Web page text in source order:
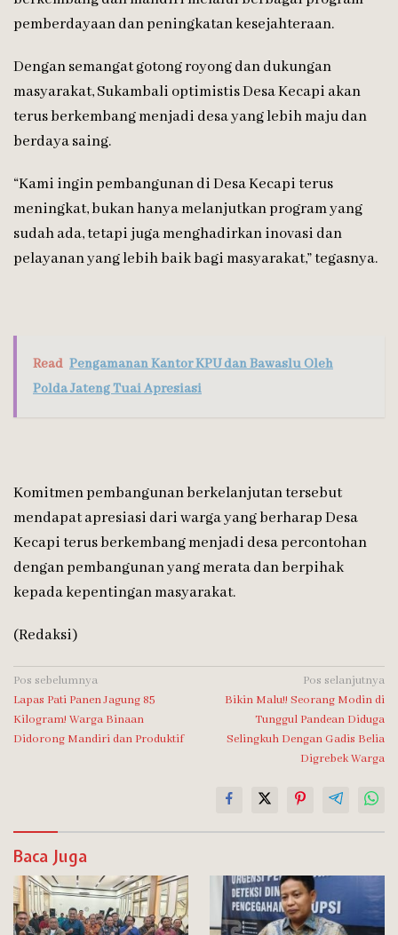
pemberdayaan dan peningkatan kesejahteraan.
Dengan semangat gotong royong dan dukungan
masyarakat, Sukambali optimistis Desa Kecapi akan
terus berkembang menjadi desa yang lebih maju dan
berdaya saing.
“Kami ingin pembangunan di Desa Kecapi terus
meningkat, bukan hanya melanjutkan program yang
sudah ada, tetapi juga menghadirkan inovasi dan
pelayanan yang lebih baik bagi masyarakat,” tegasnya.
Read Pengamanan Kantor KPU dan Bawaslu Oleh
Polda Jateng Tuai Apresiasi
Komitmen pembangunan berkelanjutan tersebut
mendapat apresiasi dari warga yang berharap Desa
Kecapi terus berkembang menjadi desa percontohan
dengan pembangunan yang merata dan berpihak
kepada kepentingan masyarakat.
(Redaksi)
Navigasi
pos
Pos sebelumnya
Lapas Pati Panen Jagung 85
Kilogram! Warga Binaan
Didorong Mandiri dan Produktif
Pos selanjutnya
Bikin Malu!! Seorang Modin di
Tunggul Pandean Diduga
Selingkuh Dengan Gadis Belia
Digrebek Warga
Baca Juga